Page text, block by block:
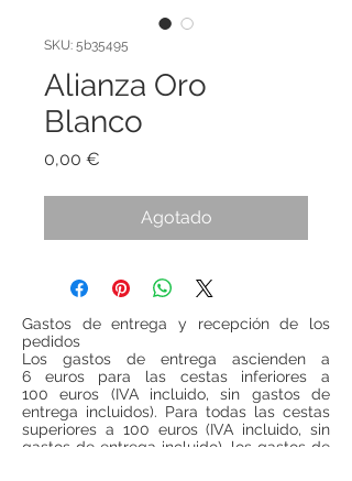
SKU: 5b35495
Alianza Oro
Blanco
0,00 €
Agotado
Gastos de entrega y recepción de los
pedidos
Los gastos de entrega ascienden a
6 euros para las cestas inferiores a
100 euros (IVA incluido, sin gastos de
entrega incluidos). Para todas las cestas
superiores a 100 euros (IVA incluido, sin
gastos de entrega incluido), los gastos de